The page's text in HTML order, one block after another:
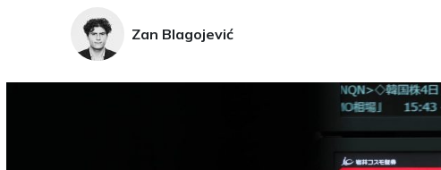
Zan Blagojević